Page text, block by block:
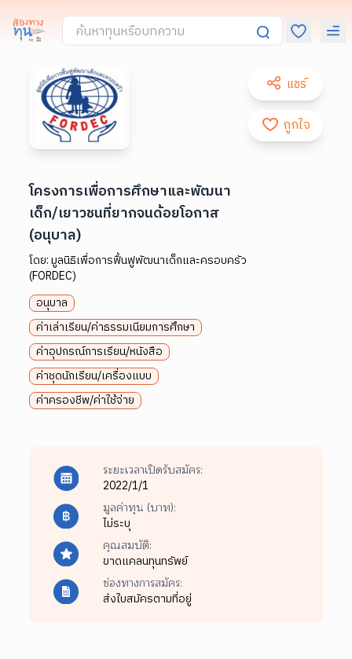
แชร์
ถูกใจ
โครงการเพื่อการศึกษาและพัฒนา
เด็ก/เยาวชนที่ยากจนด้อยโอกาส
(อนุบาล)
โดย:มูลนิธิเพื่อการฟื้นฟูพัฒนาเด็กและครอบครัว
(FORDEC)
อนุบาล
ค่าเล่าเรียน/ค่าธรรมเนียมการศึกษา
ค่าอุปกรณ์การเรียน/หนังสือ
ค่าชุดนักเรียน/เครื่องแบบ
ค่าครองชีพ/ค่าใช้จ่าย
ระยะเวลาเปิดรับสมัคร:
2022/1/1
มูลค่าทุน (บาท):
ไม่ระบุ
คุณสมบัติ:
ขาดแคลนทุนทรัพย์
ช่องทางการสมัคร:
ส่งใบสมัครตามที่อยู่